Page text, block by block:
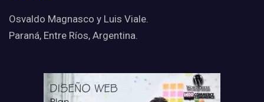
Osvaldo Magnasco y Luis Viale.
Paraná, Entre Ríos, Argentina.